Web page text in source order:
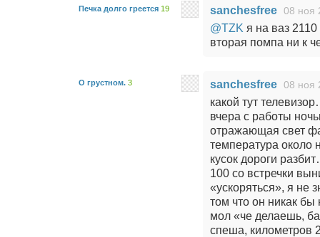
Печка долго греется 19 sanchesfree 08 ноя
@TZK я на ваз
вторая помпа ни к
О грустном. 3 sanchesfree 08 ноя
какой тут
вчера с работы
отражающая свет
температура около
кусок дороги
100 со встречки
«ускоряться», я не
том что он никак
мол «че делаешь,
спеша, километров